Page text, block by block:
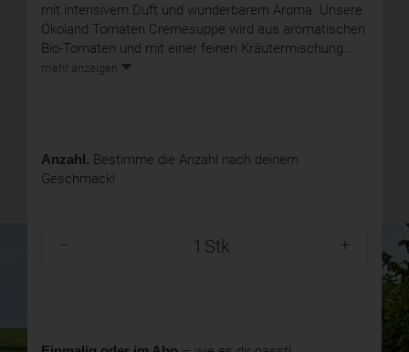
mit intensivem Duft und wunderbarem Aroma. Unsere
Ökoland Tomaten Cremesuppe wird aus aromatischen
Bio-Tomaten und mit einer feinen Kräutermischung...
mehr anzeigen
Anzahl. Bestimme die Anzahl nach deinem
Geschmack!
Stk